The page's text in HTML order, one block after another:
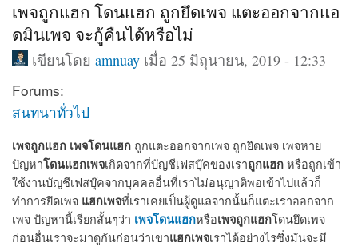
เพจถูกแฮก โดนแฮก ถูกยึดเพจ แตะออกจากแอ
ดมินเพจ จะกู้คืนได้หรือไม่
เขียนโดย amnuay เมื่อ 25 มิถุนายน, 2019 - 12:33
Forums:
สนทนาทั่วไป
เพจถูกแฮก เพจโดนแฮก ถูกแตะออกจากเพจ ถูกยึดเพจ เพจหาย
ปัญหาโดนแฮกเพจเกิดจากที่บัญชีเฟสบุ๊คของเราถูกแฮก หรือถูกเข้า
ใช้งานบัญชีเฟสบุ๊คจากบุคคลอื่นที่เราไม่อนุญาติพอเข้าไปแล้วก็
ทำการยึดเพจ แฮกเพจที่เราเคยเป็นผู้ดูแลจากนั้นก็แตะเราออกจาก
เพจ ปัญหานี้เรียกสั้นๆว่า เพจโดนแฮกหรือเพจถูกแฮกโดนยึดเพจ
ก่อนอื่นเราจะมาดูกันก่อนว่าเขาแฮกเพจเราได้อย่างไรซึ่งมันจะมี